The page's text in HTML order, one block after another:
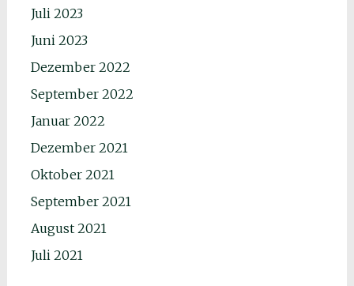
Juli 2023
Juni 2023
Dezember 2022
September 2022
Januar 2022
Dezember 2021
Oktober 2021
September 2021
August 2021
Juli 2021